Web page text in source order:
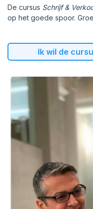
De cursus Schrijf &
op het goede spoor.
Ik wil de